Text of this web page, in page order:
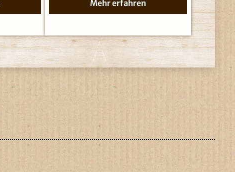
Mehr erfahren